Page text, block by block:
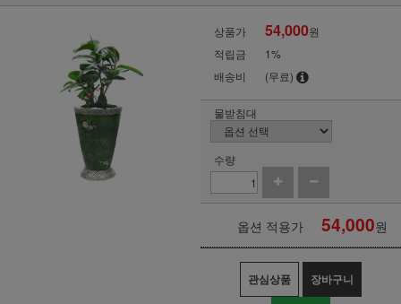
상품가 54,000원
적립금
1%
배송비
(무료)
물받침대
수량
옵션 적용가 54,000원
관심상품 장바구니